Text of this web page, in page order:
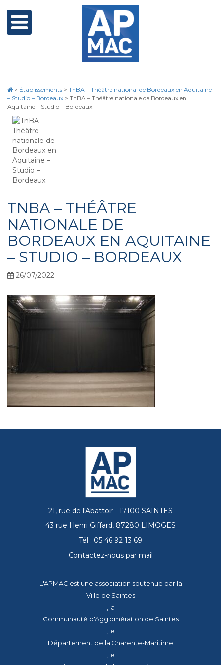
> Établissements > TnBA – Théâtre national de Bordeaux en Aquitaine
– Studio – Bordeaux > TnBA – Théâtre nationale de Bordeaux en
Aquitaine – Studio – Bordeaux
TNBA – THÉÂTRE
NATIONALE DE
BORDEAUX EN AQUITAINE
– STUDIO – BORDEAUX
26/07/2022
21, rue de l'Abattoir - 17100 SAINTES
43 rue Henri Giffard, 87280 LIMOGES
Tél : 05 46 92 13 69
Contactez-nous par mail
L'APMAC est une association soutenue par la
Ville de Saintes
, la
Communauté d'Agglomération de Saintes
, le
Département de la Charente-Maritime
, le